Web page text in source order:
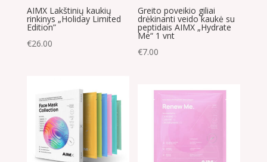
AIMX Lakštinių kaukių
rinkinys „Holiday Limited
Edition”
€26.00
Greito poveikio giliai
drėkinanti veido kaukė su
peptidais AIMX „Hydrate
Me“ 1 vnt
€7.00